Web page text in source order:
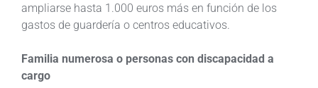
ampliarse hasta 1.000 euros más en función de los
gastos de guardería o centros educativos.
Familia numerosa o personas con discapacidad a
cargo